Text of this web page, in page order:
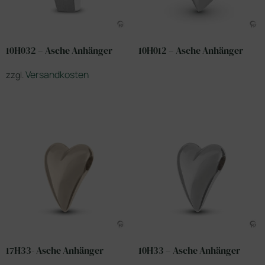
10H032 – Asche Anhänger
zzgl. Versandkosten
10H012 – Asche Anhänger
17H33- Asche Anhänger 10H33 – Asche Anhänger